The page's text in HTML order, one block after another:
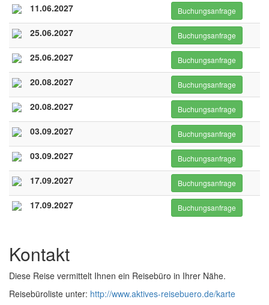
11.06.2027 Buchungsanfrage
25.06.2027 Buchungsanfrage
25.06.2027 Buchungsanfrage
20.08.2027 Buchungsanfrage
20.08.2027 Buchungsanfrage
03.09.2027 Buchungsanfrage
03.09.2027 Buchungsanfrage
17.09.2027 Buchungsanfrage
17.09.2027 Buchungsanfrage
Kontakt
Diese Reise vermittelt Ihnen ein Reisebüro in Ihrer Nähe.
Reisebüroliste unter: http://www.aktives-reisebuero.de/karte